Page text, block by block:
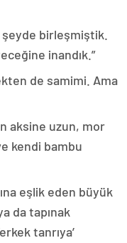
birleşmiştik.
inandık.”
de samimi. Ama
aksine uzun, mor
kendi bambu
eşlik eden büyük
da tapınak
tanrıya’